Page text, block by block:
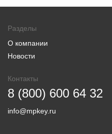
Разделы
О компании
Новости
Контакты
8 (800) 600 64 32
info@mpkey.ru